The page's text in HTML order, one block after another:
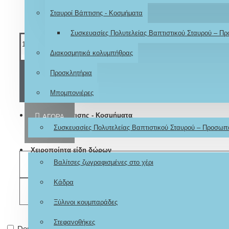
Σταυροί Βάπτισης - Κοσμήματα
Συσκευασίες Πολυτελείας Βαπτιστικού Σταυρού –
Διακοσμητικά κολυμπήθρας
Προσκλητήρια
Μπομπονιέρες
Σταυροί Βάπτισης - Κοσμήματα
Συσκευασίες Πολυτελείας Βαπτιστικού Σταυρού –
Χειροποίητα είδη δώρων
Βαλίτσες ζωγραφισμένες στο χέρι
Κάδρα
Ξύλινοι κουμπαράδες
Στεφανοθήκες
ΚΑΛΆΘΙ
ΑΓΟΡΆ
ΕΠΙΘΥΜΗΤΌ